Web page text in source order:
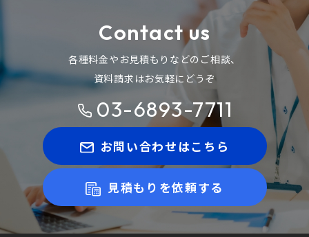
Contact us
各種料金やお見積もりなどのご相談、
資料請求はお気軽にどうぞ
03-6893-7711
お問い合わせはこちら
見積もりを依頼する